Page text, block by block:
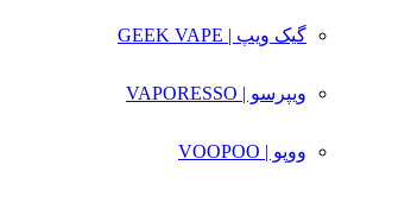
گیک ویپ | GEEK VAPE
ویپرسو | VAPORESSO
ووپو | VOOPOO